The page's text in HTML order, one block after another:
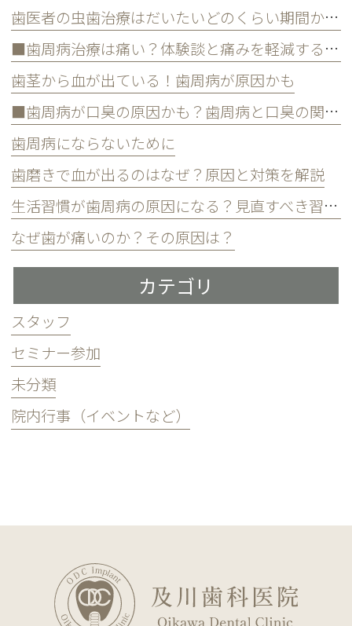
歯医者の虫歯治療はだいたいどのくらい期間かかる？
■歯周病治療は痛い？体験談と痛みを軽減する方法
歯茎から血が出ている！歯周病が原因かも
■歯周病が口臭の原因かも？歯周病と口臭の関係について
歯周病にならないために
歯磨きで血が出るのはなぜ？原因と対策を解説
生活習慣が歯周病の原因になる？見直すべき習慣とは？
なぜ歯が痛いのか？その原因は？
カテゴリ
スタッフ
セミナー参加
未分類
院内行事（イベントなど）